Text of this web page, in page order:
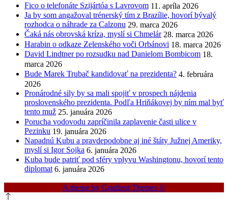
Fico o telefonáte Szijártóa s Lavrovom 11. apríla 2026
Ja by som angažoval trénerský tím z Brazílie, hovorí bývalý
rozhodca o náhrade za Calzonu 29. marca 2026
Čaká nás obrovská kríza, myslí si Chmelár 28. marca 2026
Harabin o odkaze Zelenského voči Orbánovi 18. marca 2026
David Lindtner po rozsudku nad Danielom Bombicom 18.
marca 2026
Bude Marek Trubač kandidovať na prezidenta? 4. februára
2026
Pronárodné sily by sa mali spojiť v prospech nájdenia
proslovenského prezidenta. Podľa Hriňákovej by ním mal byť
tento muž 25. januára 2026
Porucha vodovodu zapríčinila zaplavenie časti ulice v
Pezinku 19. januára 2026
Napadnú Kubu a pravdepodobne aj iné štáty Južnej Ameriky,
myslí si Igor Sojka 6. januára 2026
Kuba bude patriť pod sféry vplyvu Washingtonu, hovorí tento
diplomat 6. januára 2026
A theme by Gradient Themes ©